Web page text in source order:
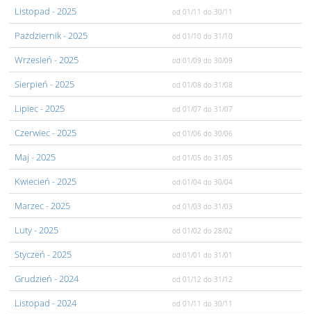
Listopad - 2025 od 01/11 do 30/11
Pażdziernik- 2025 od 01/10 do 31/10
Wrzesień - 2025 od 01/09 do 30/09
Sierpień - 2025 od 01/08 do 31/08
Lipiec- 2025 od 01/07 do 31/07
Czerwiec- 2025 od 01/06 do 30/06
Maj - 2025 od 01/05 do 31/05
Kwiecień - 2025 od 01/04 do 30/04
Marzec- 2025 od 01/03 do 31/03
Luty- 2025 od 01/02 do 28/02
Styczeń - 2025 od 01/01 do 31/01
Grudzień - 2024 od 01/12 do 31/12
Listopad - 2024 od 01/11 do 30/11